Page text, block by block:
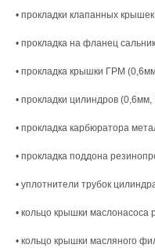
• прокладки клапанных
• прокладка на фланец
• прокладка крышки ГРМ
• прокладки цилиндров
• прокладка карбюратора
• прокладка поддона
• уплотнители трубок
• кольцо крышки маслонасоса
• кольцо крышки масляного